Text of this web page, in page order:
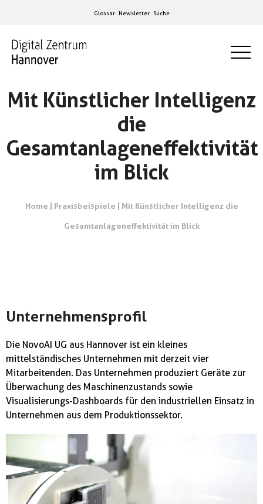
Glossar Newsletter Suche
Mit Künstlicher Intelligenz
die
Gesamtanlageneffektivität
im Blick
Home | Praxisbeispiele | Mit Künstlicher Intelligenz die
Gesamtanlageneffektivität im Blick
Unternehmensprofil
Die NovoAI UG aus Hannover ist ein kleines
mittelständisches Unternehmen mit derzeit vier
Mitarbeitenden. Das Unternehmen produziert Geräte zur
Überwachung des Maschinenzustands sowie
Visualisierungs-Dashboards für den industriellen Einsatz in
Unternehmen aus dem Produktionssektor.